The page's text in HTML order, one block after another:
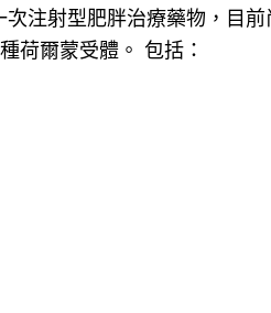
注射型肥胖治療藥物，目
荷爾蒙受體。 包括：